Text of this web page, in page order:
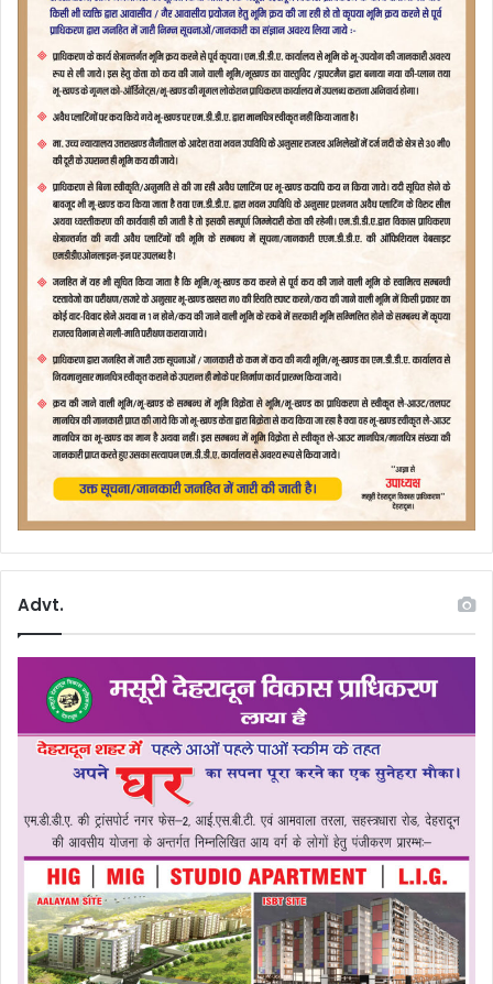
Advt.